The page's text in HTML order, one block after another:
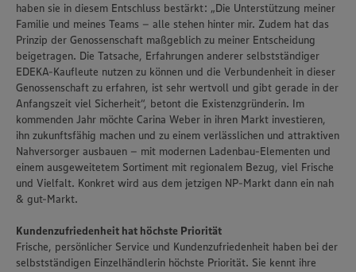
haben sie in diesem Entschluss bestärkt: „Die Unterstützung meiner
Familie und meines Teams – alle stehen hinter mir. Zudem hat das
Prinzip der Genossenschaft maßgeblich zu meiner Entscheidung
beigetragen. Die Tatsache, Erfahrungen anderer selbstständiger
EDEKA-Kaufleute nutzen zu können und die Verbundenheit in dieser
Genossenschaft zu erfahren, ist sehr wertvoll und gibt gerade in der
Anfangszeit viel Sicherheit“, betont die Existenzgründerin. Im
kommenden Jahr möchte Carina Weber in ihren Markt investieren,
ihn zukunftsfähig machen und zu einem verlässlichen und attraktiven
Nahversorger ausbauen – mit modernen Ladenbau-Elementen und
einem ausgeweitetem Sortiment mit regionalem Bezug, viel Frische
und Vielfalt. Konkret wird aus dem jetzigen NP-Markt dann ein nah
& gut-Markt.
Kundenzufriedenheit hat höchste Priorität
Frische, persönlicher Service und Kundenzufriedenheit haben bei der
selbstständigen Einzelhändlerin höchste Priorität. Sie kennt ihre